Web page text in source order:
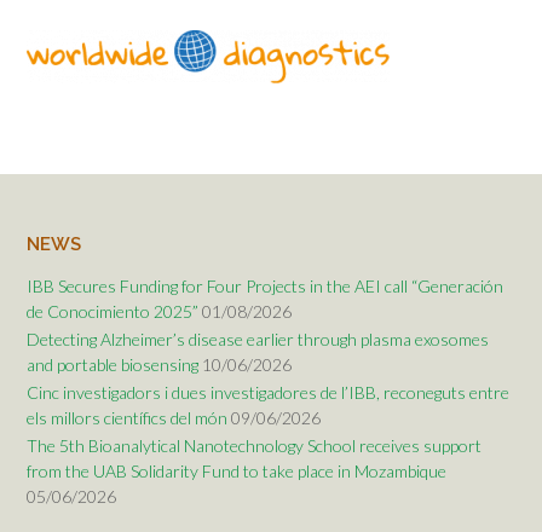
NEWS
IBB Secures Funding for Four Projects in the AEI call “Generación
de Conocimiento 2025” 01/08/2026
Detecting Alzheimer’s disease earlier through plasma exosomes
and portable biosensing 10/06/2026
Cinc investigadors i dues investigadores de l’IBB, reconeguts entre
els millors científics del món 09/06/2026
The 5th Bioanalytical Nanotechnology School receives support
from the UAB Solidarity Fund to take place in Mozambique
05/06/2026